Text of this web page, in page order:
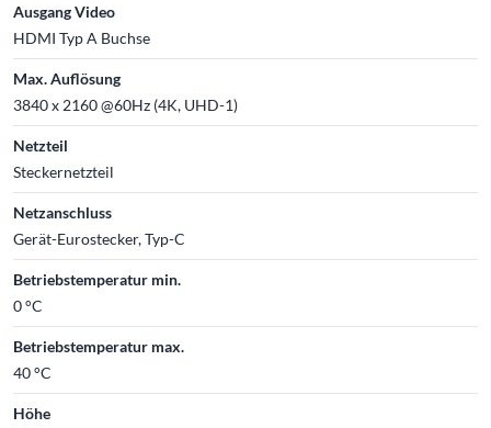
Ausgang Video
HDMI Typ A Buchse
Max. Auflösung
3840 x 2160 @60Hz (4K, UHD-1)
Netzteil
Steckernetzteil
Netzanschluss
Gerät-Eurostecker, Typ-C
Betriebstemperatur min.
0 °C
Betriebstemperatur max.
40 °C
Höhe